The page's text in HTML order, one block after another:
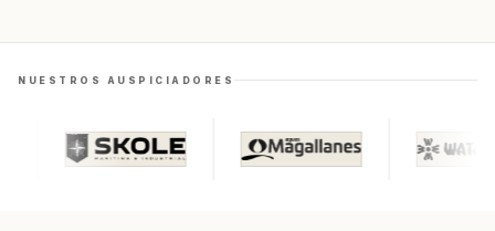
NUESTROS AUSPICIADORES